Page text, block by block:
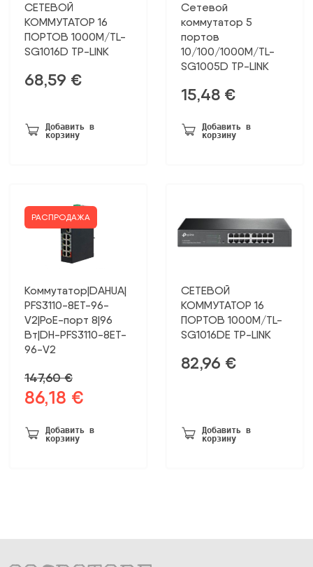
СЕТЕВОЙ
КОММУТАТОР 16
ПОРТОВ 1000M/TL-
SG1016D TP-LINK
68,59 €
Добавить в
корзину
Сетевой
коммутатор 5
портов
10/100/1000M/TL-
SG1005D TP-LINK
15,48 €
Добавить в
корзину
РАСПРОДАЖА
Коммутатор|DAHUA|
PFS3110-8ET-96-
V2|PoE-порт 8|96
Вт|DH-PFS3110-8ET-
96-V2
147,60€
Первоначальная
была:
147,60 €.
86,18 €
86,18 €.
Добавить в
корзину
СЕТЕВОЙ
КОММУТАТОР 16
ПОРТОВ 1000M/TL-
SG1016DE TP-LINK
82,96 €
Добавить в
корзину